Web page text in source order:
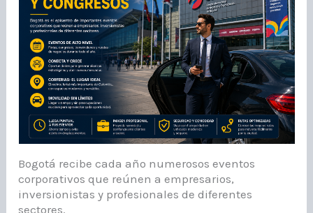
Bogotá recibe cada año numerosos eventos
corporativos que reúnen a empresarios,
inversionistas y profesionales de diferentes
sectores.